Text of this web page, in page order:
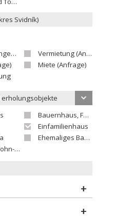
Vermietung (Angebot)
Miete (Anfrage)
erholungsobjekte
Bauernhaus, Ferienhaus
Einfamilienhaus
Ehemaliges Bauerngut